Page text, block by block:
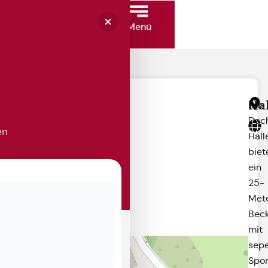
Menü
Das
ein
25-
mit